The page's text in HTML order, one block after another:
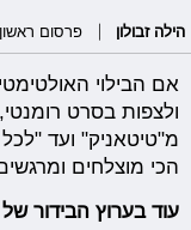
הילה זבולון פרסום ראשון: 26/02/2019,
אם הבילוי
ולצפות בסרט
מ"טיטאניק" ועד
הכי מוצלחים
עוד בערוץ הבידור של